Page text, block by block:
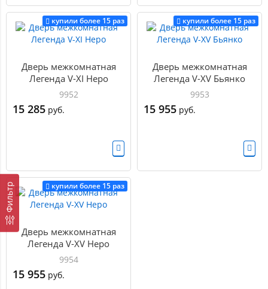
Фильтр
купили более 15 раз
Дверь межкомнатная
Легенда V-XI Неро
9952
15 285 руб.
купили более 15 раз
Дверь межкомнатная
Легенда V-XV Бьянко
9953
15 955 руб.
купили более 15 раз
Дверь межкомнатная
Легенда V-XV Неро
9954
15 955 руб.